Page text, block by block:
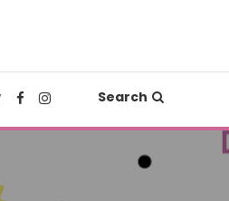
Search